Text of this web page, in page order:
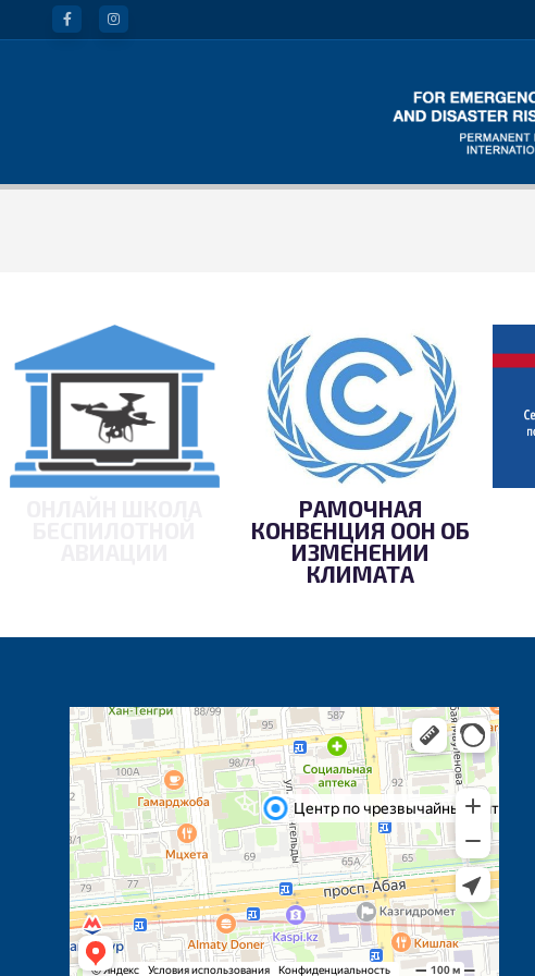
РАМОЧНАЯ
КОНВЕНЦИЯ ООН ОБ
ИЗМЕНЕНИИ
КЛИМАТА